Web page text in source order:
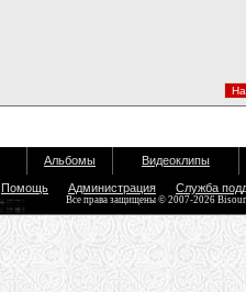
Альбомы Видеоклипы
Помощь Администрация Служба
Все права защищены © 2007-2026